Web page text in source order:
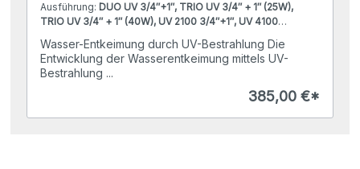
Ausführung: DUO UV 3/4″+1″, TRIO UV 3/4″ + 1″ (25W),
TRIO UV 3/4″ + 1″ (40W), UV 2100 3/4″+1″, UV 4100
Wasser-Entkeimung durch UV-Bestrahlung Die
Entwicklung der Wasserentkeimung mittels UV-
Bestrahlung ...
385,00 €*